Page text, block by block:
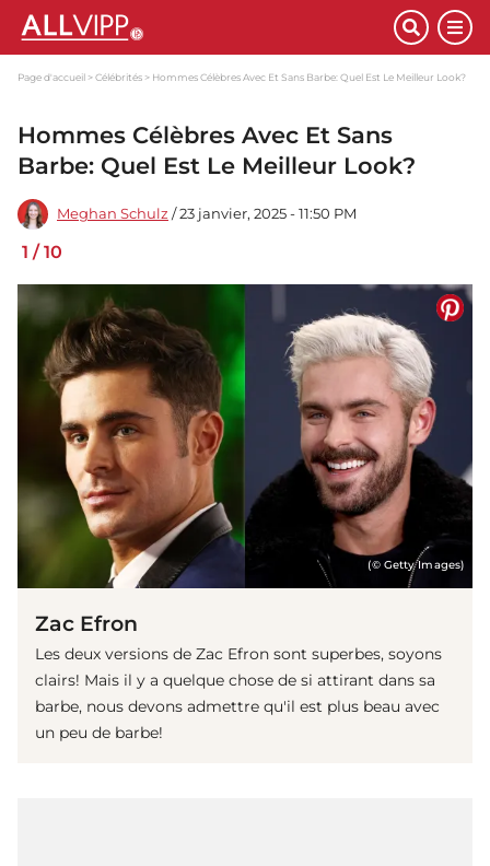
Page d'accueil Célébrités Hommes Célèbres Avec Et Sans Barbe: Quel Est Le Meilleur Look?
Hommes Célèbres Avec Et Sans
Barbe: Quel Est Le Meilleur Look?
Meghan Schulz / 23 janvier, 2025 - 11:50 PM
1 /10
(© Getty Images)
Zac Efron
Les deux versions de Zac Efron sont superbes, soyons
clairs! Mais il y a quelque chose de si attirant dans sa
barbe, nous devons admettre qu'il est plus beau avec
un peu de barbe!